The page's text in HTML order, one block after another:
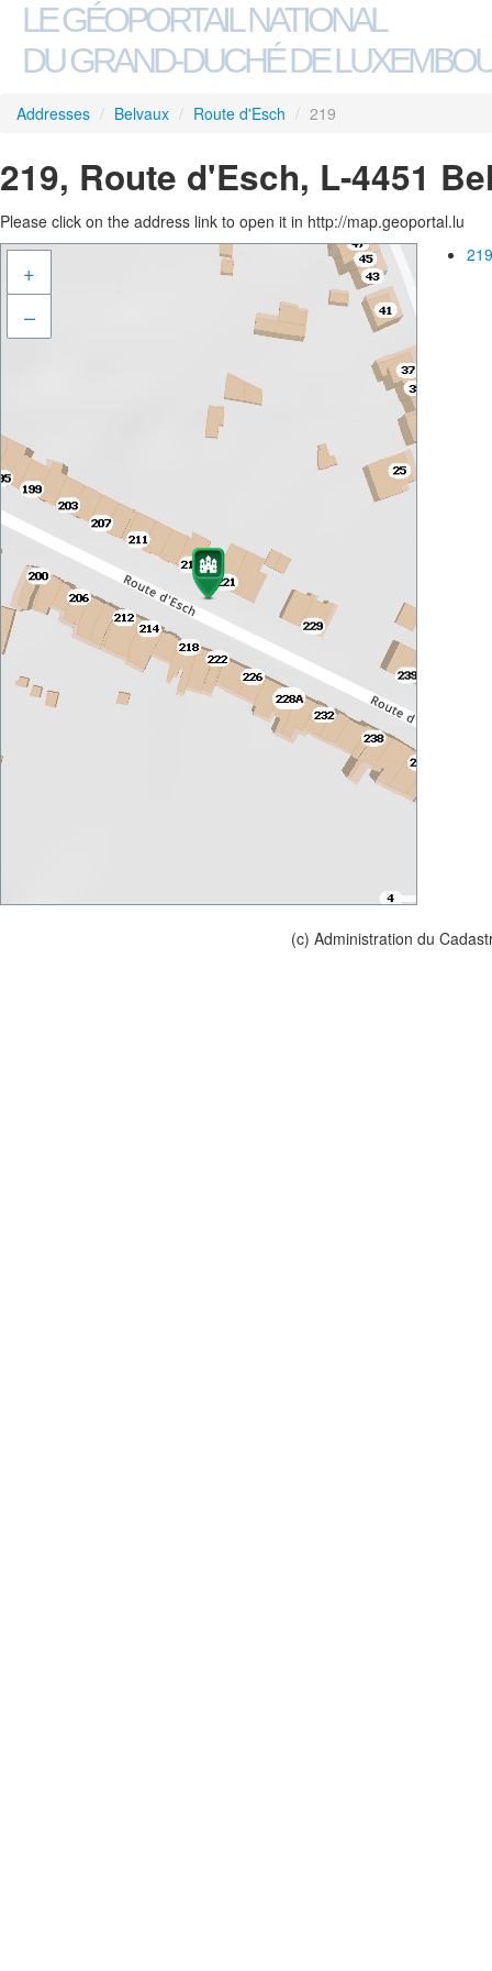
LE GÉOPORTAIL NATIONAL
DU GRAND-DUCHÉ DE
Addresses / Belvaux / Route d'Esch / 219
219, Route d'Esch, L-4451
Please click on the address link to open it in http://map.geoportal.lu
+
–
(c) Administration du